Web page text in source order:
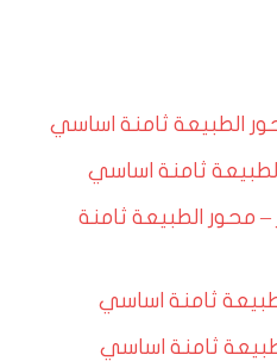
الطبيعة ثامنة اساسي
ثامنة اساسي
محور الطبيعة ثامنة
ثامنة اساسي
ثامنة اساسي